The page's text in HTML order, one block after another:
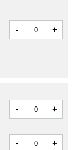
- +
- +
- +